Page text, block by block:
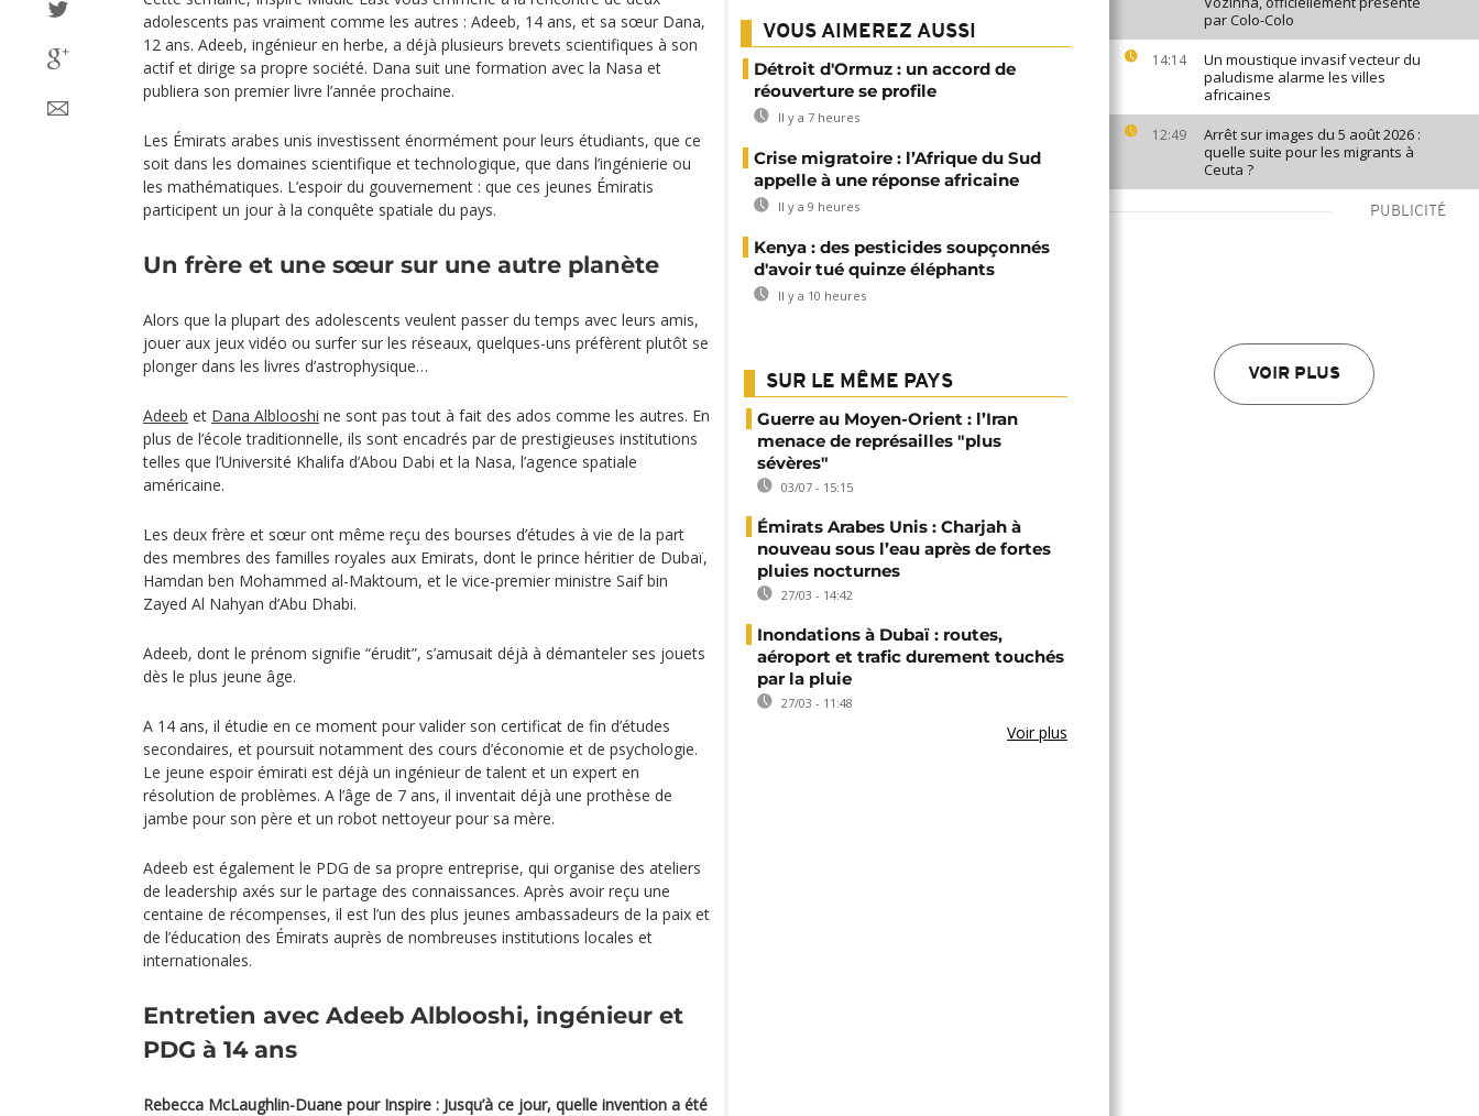
par Colo-Colo
14:14
Un moustique invasif vecteur du
paludisme alarme les villes
africaines
12:49
Arrêt sur images du 5 août 2026 :
quelle suite pour les migrants à
Ceuta ?
PUBLICITÉ
VOIR PLUS
adolescents pas vraiment comme les autres : Adeeb, 14 ans, et sa sœur Dana,
12 ans. Adeeb, ingénieur en herbe, a déjà plusieurs brevets scientifiques à son
actif et dirige sa propre société. Dana suit une formation avec la Nasa et
publiera son premier livre l’année prochaine.
Les Émirats arabes unis investissent énormément pour leurs étudiants, que ce
soit dans les domaines scientifique et technologique, que dans l’ingénierie ou
les mathématiques. L’espoir du gouvernement : que ces jeunes Émiratis
participent un jour à la conquête spatiale du pays.
Un frère et une sœur sur une autre planète
Alors que la plupart des adolescents veulent passer du temps avec leurs amis,
jouer aux jeux vidéo ou surfer sur les réseaux, quelques-uns préfèrent plutôt se
plonger dans les livres d’astrophysique…
Adeeb et Dana Alblooshi ne sont pas tout à fait des ados comme les autres. En
plus de l’école traditionnelle, ils sont encadrés par de prestigieuses institutions
telles que l’Université Khalifa d’Abou Dabi et la Nasa, l’agence spatiale
américaine.
Les deux frère et sœur ont même reçu des bourses d’études à vie de la part
des membres des familles royales aux Emirats, dont le prince héritier de Dubaï,
Hamdan ben Mohammed al-Maktoum, et le vice-premier ministre Saif bin
Zayed Al Nahyan d’Abu Dhabi.
Adeeb, dont le prénom signifie “érudit”, s’amusait déjà à démanteler ses jouets
dès le plus jeune âge.
A 14 ans, il étudie en ce moment pour valider son certificat de fin d’études
secondaires, et poursuit notamment des cours d’économie et de psychologie.
Le jeune espoir émirati est déjà un ingénieur de talent et un expert en
résolution de problèmes. A l’âge de 7 ans, il inventait déjà une prothèse de
jambe pour son père et un robot nettoyeur pour sa mère.
Adeeb est également le PDG de sa propre entreprise, qui organise des ateliers
de leadership axés sur le partage des connaissances. Après avoir reçu une
centaine de récompenses, il est l’un des plus jeunes ambassadeurs de la paix et
de l’éducation des Émirats auprès de nombreuses institutions locales et
internationales.
Entretien avec Adeeb Alblooshi, ingénieur et
PDG à 14 ans
Rebecca McLaughlin-Duane pour Inspire : Jusqu’à ce jour, quelle invention a été
VOUS AIMEREZ AUSSI
Détroit d'Ormuz : un accord de
réouverture se profile
Il y a 7 heures
Crise migratoire : l’Afrique du Sud
appelle à une réponse africaine
Il y a 9 heures
Kenya : des pesticides soupçonnés
d'avoir tué quinze éléphants
Il y a 10 heures
SUR LE MÊME PAYS
Guerre au Moyen-Orient : l’Iran
menace de représailles "plus
sévères"
03/07 - 15:15
Émirats Arabes Unis : Charjah à
nouveau sous l’eau après de fortes
pluies nocturnes
27/03 - 14:42
Inondations à Dubaï : routes,
aéroport et trafic durement touchés
par la pluie
27/03 - 11:48
Voir plus